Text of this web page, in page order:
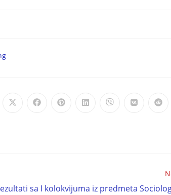
sa I kolokvijuma iz predmeta